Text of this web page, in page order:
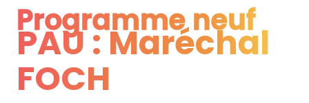
Programme neuf
Programme neuf
PAU : Maréchal
FOCH